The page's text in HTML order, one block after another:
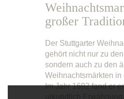
großer
Der Stuttgarter
gehört nicht nur zu
sondern auch zu den
Weihnachtsmärkten in
Im Jahr 1692 fand er